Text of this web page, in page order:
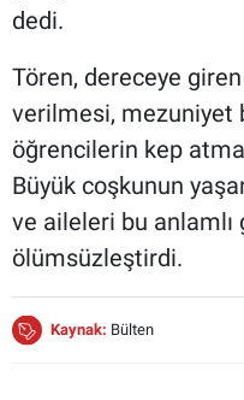
dedi.
Tören, dereceye
verilmesi, mezuniyet
öğrencilerin kep
Büyük coşkunun
ve aileleri bu anlamlı
ölümsüzleştirdi.
Kaynak: Bülten